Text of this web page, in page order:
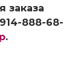
заказа
888-68-
.